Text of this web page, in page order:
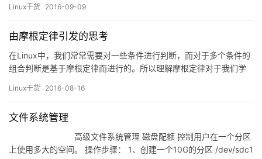
用来标记各个进程 UID、GID、和SELi…
Linux干货 2016-09-09
由摩根定律引发的思考
在Linux中，我们常常需要对一些条件进行判断，而对于多个条件的
组合判断是基于摩根定律而进行的。所以理解摩根定律对于我们学
在一些具体场景上的应用。 一、摩根定律 在Linux中的条件判断
Linux干货 2016-08-16
文件系统管理
高级文件系统管理 磁盘配额 控制用户在一个分区
上使用多大的空间。 操作步骤： 1、创建一个10G的分区 /dev/sdc1